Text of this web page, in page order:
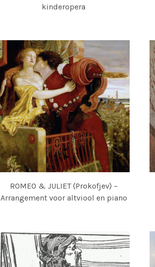
kinderopera
ROMEO & JULIET (Prokofjev) –
Arrangement voor altviool en piano